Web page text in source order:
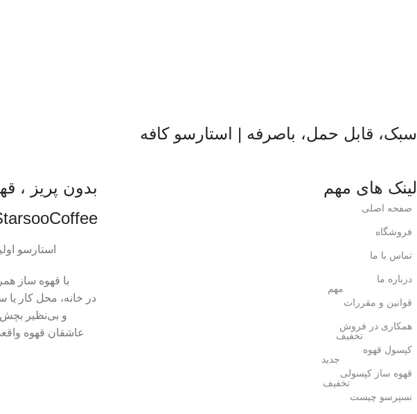
سبک، قابل حمل، باصرفه | استارسو کافه
لینک های مهم
صفحه اصلی
فروشگاه
تماس با ما
درباره ما
قوانین و مقررات
مهم
همکاری در فروش
کپسول قهوه
تخفیف
قهوه ساز کپسولی
جدید
نسپرسو چیست
تخفیف
بدون پریز ،
استارسو
با قهوه ساز
در خانه، محل کار
و بی‌نظیر
عاشقان قهوه